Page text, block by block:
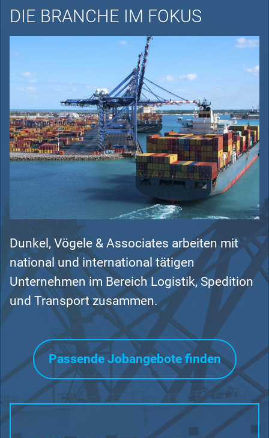
DIE BRANCHE IM FOKUS
Dunkel, Vögele & Associates arbeiten mit
national und international tätigen
Unternehmen im Bereich Logistik, Spedition
und Transport zusammen.
Passende Jobangebote finden